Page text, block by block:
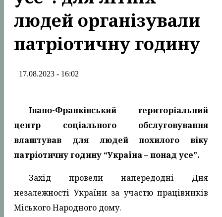
людей організували
патріотичну годину
17.08.2023 - 16:02
Івано-Франківський територіальний
центр соціального обслуговування
влаштував для людей похилого віку
патріотичну годину “Україна – понад усе”.
Захід провели напередодні Дня
незалежності України за участю працівників
Міського Народного дому.